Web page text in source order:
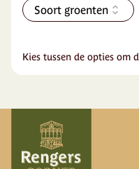
Soort groenten
Kies tussen de opties om